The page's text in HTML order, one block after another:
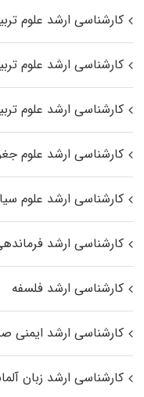
کارشناسی ارشد علوم
کارشناسی ارشد علوم
کارشناسی ارشد علوم
کارشناسی ارشد علوم
کارشناسی ارشد علوم
کارشناسی ارشد
کارشناسی ارشد فلسفه
کارشناسی ارشد ایمنی
کارشناسی ارشد زبان